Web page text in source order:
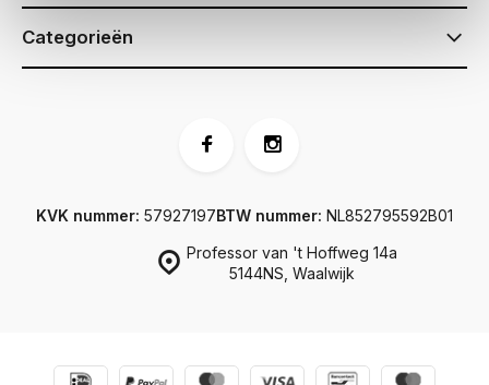
Categorieën
Professor van 't Hoffweg 14a
5144NS, Waalwijk
KVK nummer: 57927197BTW nummer: NL852795592B01